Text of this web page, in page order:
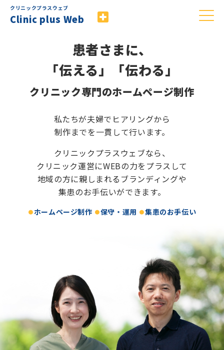
クリニックプラスウェブ
Clinic plus Web
患者さまに、
「伝える」「伝わる」
クリニック専門のホームページ制作
私たちが夫婦でヒアリングから
制作までを一貫して行います。
クリニックプラスウェブなら、
クリニック運営にWEBの力をプラスして
地域の方に親しまれるブランディングや
集患のお手伝いができます。
ホームページ制作 保守・運用 集患のお手伝い